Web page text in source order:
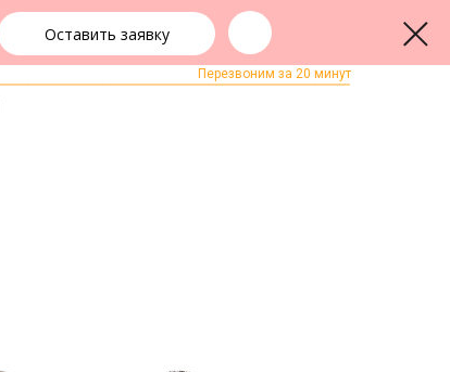
Оставить заявку ЗАКАЗАТЬ ЗВОНОК
Перезвоним за 20 минут